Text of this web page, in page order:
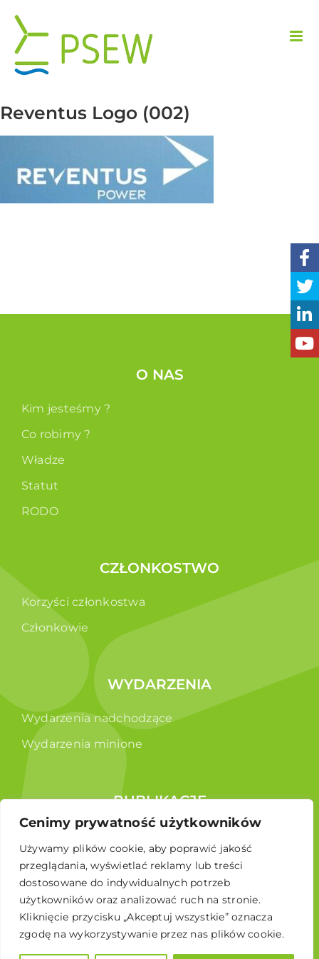
Cenimy prywatność użytkowników
Używamy plików cookie, aby poprawić jakość
przeglądania, wyświetlać reklamy lub treści
dostosowane do indywidualnych potrzeb
użytkowników oraz analizować ruch na stronie.
Kliknięcie przycisku „Akceptuj wszystkie” oznacza
zgodę na wykorzystywanie przez nas plików cookie.
zawartości
Reventus Logo (002)
O NAS
Kim jesteśmy ?
Co robimy ?
Władze
Statut
RODO
CZŁONKOSTWO
Korzyści członkostwa
Członkowie
WYDARZENIA
Wydarzenia nadchodzące
Wydarzenia minione
PUBLIKACJE
Raporty
Broszura edukacyjna